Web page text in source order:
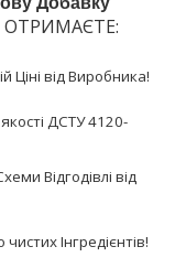
ОТРИМАЄТЕ:
Ціні від Виробника!
ДСТУ 4120-
Відгодівлі від
Інгредієнтів!